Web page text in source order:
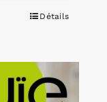
Détails